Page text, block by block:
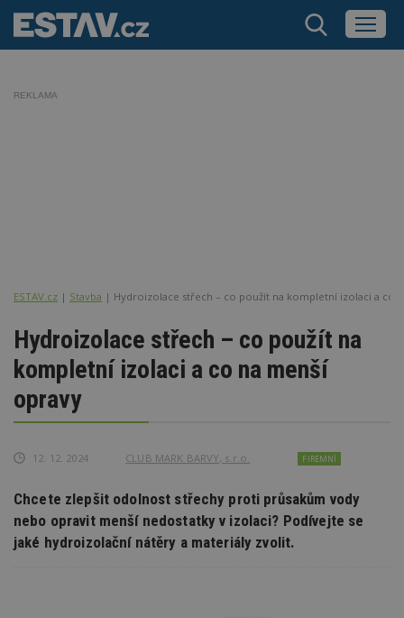
REKLAMA
ESTAV.cz Stavba Hydroizolace střech – co použít na kompletní izolaci a co
Hydroizolace střech – co použít na
kompletní izolaci a co na menší
opravy
12. 12. 2024 CLUB MARK BARVY, s.r.o. FIREMNÍ
Chcete zlepšit odolnost střechy proti průsakům vody
nebo opravit menší nedostatky v izolaci? Podívejte se
jaké hydroizolační nátěry a materiály zvolit.